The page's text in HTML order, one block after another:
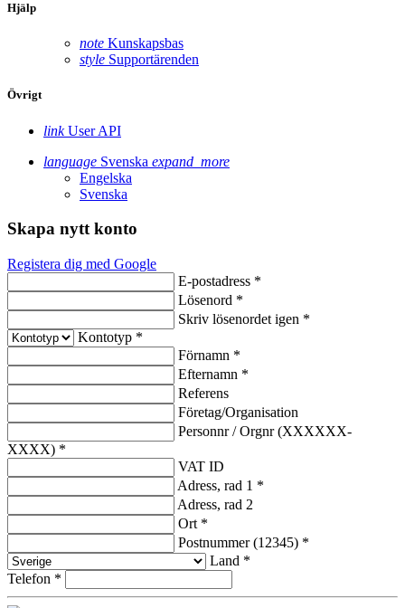
Hjälp
note Kunskapsbas
style Supportärenden
Övrigt
link User API
language Svenska expand_more
Engelska
Svenska
Skapa nytt konto
Registera dig med Google
E-postadress *
Lösenord *
Skriv lösenordet igen *
Kontotyp *
Förnamn *
Efternamn *
Referens
Företag/Organisation
Personnr / Orgnr (XXXXXX-
XXXX) *
VAT ID
Adress, rad 1 *
Adress, rad 2
Ort *
Postnummer (12345) *
Land *
Telefon *